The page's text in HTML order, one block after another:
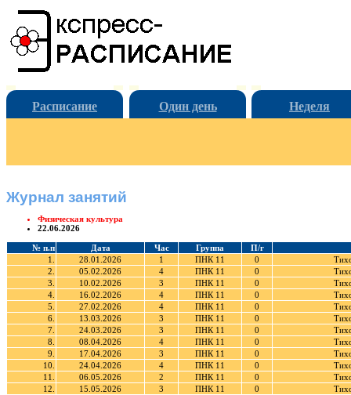
Расписание Один день Неделя
Журнал занятий
Физическая культура
22.06.2026
№ п.п Дата Час Группа
П/г
1.
28.01.2026 1 ПНК 11 0
2.
05.02.2026 4 ПНК 11 0
3.
10.02.2026 3 ПНК 11 0
4.
16.02.2026 4 ПНК 11 0
5.
27.02.2026 4 ПНК 11 0
6.
13.03.2026 3 ПНК 11 0
7.
24.03.2026 3 ПНК 11 0
8.
08.04.2026 4 ПНК 11 0
9.
17.04.2026 3 ПНК 11 0
10.
24.04.2026 4 ПНК 11 0
11.
06.05.2026 2 ПНК 11 0
12.
15.05.2026 3 ПНК 11 0